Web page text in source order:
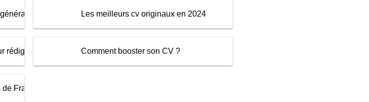
de CV Les meilleurs cv originaux en 2024
rédiger un CV ! Comment booster son CV ?
France Travail